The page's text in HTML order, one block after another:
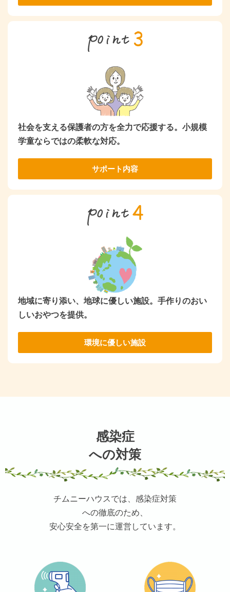
社会を支える保護者の方を全力で応援する。小規模
学童ならではの柔軟な対応。
サポート内容
地域に寄り添い、地球に優しい施設。手作りのおい
しいおやつを提供。
環境に優しい施設
感染症
への対策
チムニーハウスでは、感染症対策
への徹底のため、
安心安全を第一に運営しています。